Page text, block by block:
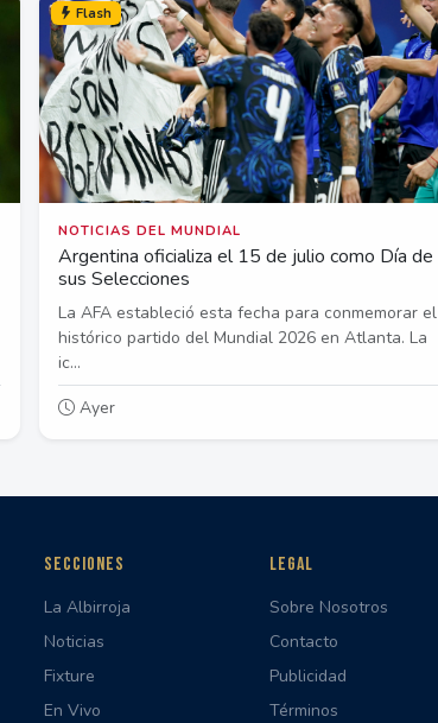
Flash
NOTICIAS DEL MUNDIAL
Argentina oficializa el 15 de julio como Día de
sus Selecciones
La AFA estableció esta fecha para conmemorar el
histórico partido del Mundial 2026 en Atlanta. La
ic...
Ayer
SECCIONES
La Albirroja
Noticias
Fixture
En Vivo
LEGAL
Sobre Nosotros
Contacto
Publicidad
Términos